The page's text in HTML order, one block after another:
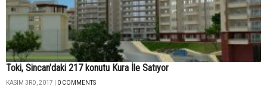
Toki, Sincan'daki 217 konutu Kura İle Satıyor
KASIM 3RD, 2017 | 0 COMMENTS